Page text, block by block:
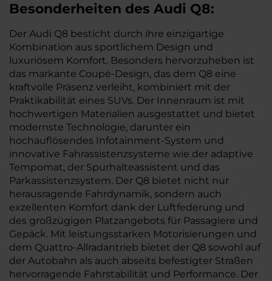
Besonderheiten des Audi Q8:
Der Audi Q8 besticht durch ihre einzigartige
Kombination aus sportlichem Design und
luxuriösem Komfort. Besonders hervorzuheben ist
das markante Coupé-Design, das dem Q8 eine
kraftvolle Präsenz verleiht, kombiniert mit der
Praktikabilität eines SUVs. Der Innenraum ist mit
hochwertigen Materialien ausgestattet und bietet
modernste Technologie, darunter ein
hochauflösendes Infotainment-System und
innovative Fahrassistenzsysteme wie der adaptive
Tempomat, der Spurhalteassistent und das
Parkassistenzsystem. Der Q8 bietet nicht nur
herausragende Fahrdynamik, sondern auch
exzellenten Komfort dank der Luftfederung und
des großzügigen Platzangebots für Passagiere und
Gepäck. Mit leistungsstarken Motorisierungen und
dem Quattro-Allradantrieb bietet der Q8 sowohl auf
der Autobahn als auch abseits befestigter Straßen
hervorragende Fahrstabilität und Performance. Der